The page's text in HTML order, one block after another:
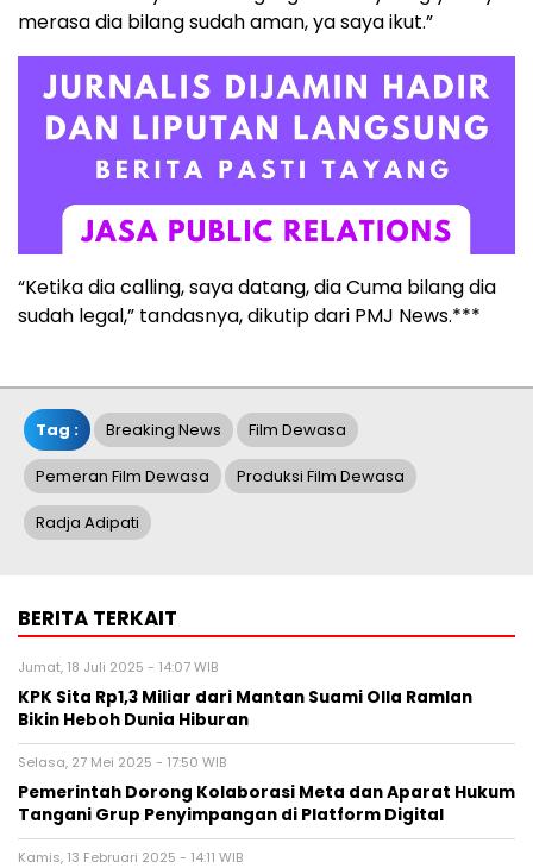
merasa dia bilang sudah aman, ya saya ikut.”
“Ketika dia calling, saya datang, dia Cuma bilang dia
sudah legal,” tandasnya, dikutip dari PMJ News.***
Tag : Breaking News Film Dewasa
Pemeran Film Dewasa Produksi Film Dewasa
Radja Adipati
BERITA TERKAIT
Jumat, 18 Juli 2025 - 14:07 WIB
KPK Sita Rp1,3 Miliar dari Mantan Suami Olla Ramlan
Bikin Heboh Dunia Hiburan
Selasa, 27 Mei 2025 - 17:50 WIB
Pemerintah Dorong Kolaborasi Meta dan Aparat Hukum
Tangani Grup Penyimpangan di Platform Digital
Kamis, 13 Februari 2025 - 14:11 WIB